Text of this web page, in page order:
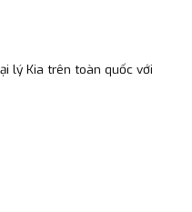
lý Kia trên toàn quốc với